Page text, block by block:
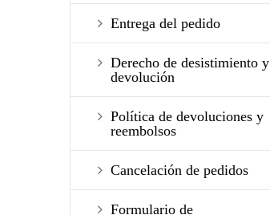
Entrega del pedido
Derecho de desistimiento y
devolución
Política de devoluciones y
reembolsos
Cancelación de pedidos
Formulario de